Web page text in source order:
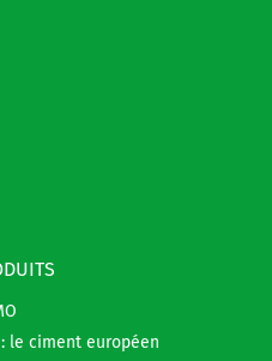
le ciment européen